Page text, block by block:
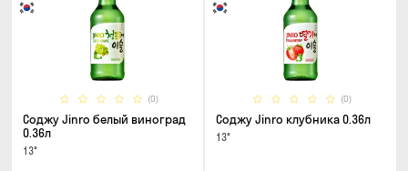
(0)
Соджу Jinro белый виноград
0.36л
13°
(0)
Соджу Jinro клубника 0.36л
13°